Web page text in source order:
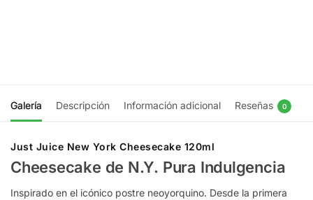
Galería Descripción Información adicional Reseñas 0
Just Juice New York Cheesecake 120ml
Cheesecake de N.Y. Pura Indulgencia
Inspirado en el icónico postre neoyorquino. Desde la primera